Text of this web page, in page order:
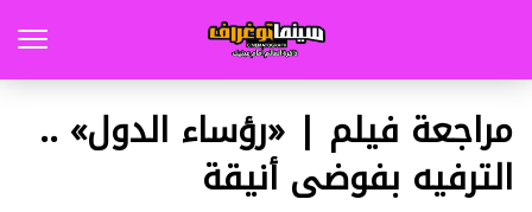
مراجعة فيلم | «رؤساء الدول» ..
الترفيه بفوضى أنيقة